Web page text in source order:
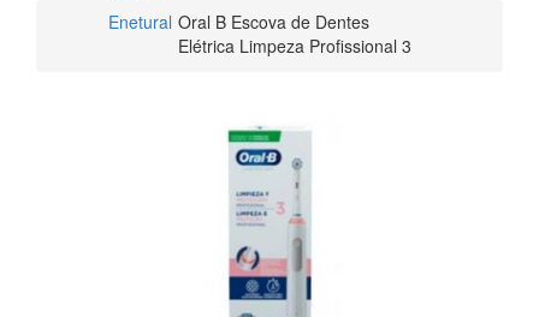
Enetural Oral B Escova de Dentes
Elétrica Limpeza Profissional 3